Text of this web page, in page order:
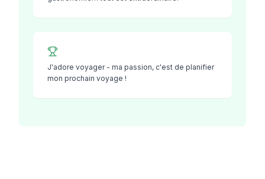
J'adore voyager - ma passion, c'est de planifier
mon prochain voyage !